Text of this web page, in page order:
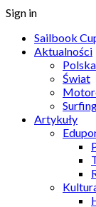
Sign in
Sailbook
Aktualności
Polska
Świat
Artykuły